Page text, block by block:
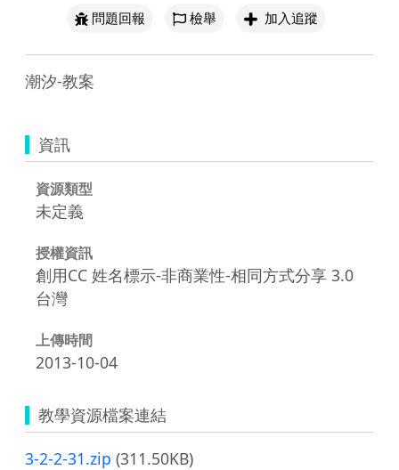
問題回報
檢舉 加入追蹤
資訊
資源類型
未定義
授權資訊
創用CC 姓名標示-非商業性-相同方式分享 3.0
台灣
上傳時間
2013-10-04
教學資源檔案連結
3-2-2-31.zip (311.50KB)